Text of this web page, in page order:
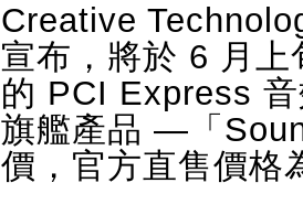
Creative
宣布，將於 6 月
的 PCI Express
旗艦產品 —「
價，官方直售價格